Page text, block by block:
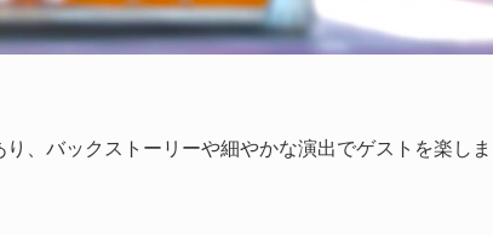
、バックストーリーや細やかな演出でゲストを楽しま